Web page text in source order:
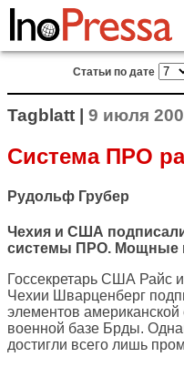
Статьи по дате
Tagblatt | 9 июля
Система ПРО
Рудольф Грубер
Чехия и США
системы ПРО. Мощные
Госсекретарь США Райс
Чехии Шварценберг
элементов
военной базе Брды.
достигли всего лишь